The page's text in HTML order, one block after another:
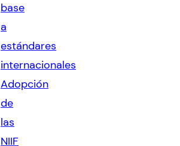
base
a
estándares
internacionales
Adopción
de
las
NIIF